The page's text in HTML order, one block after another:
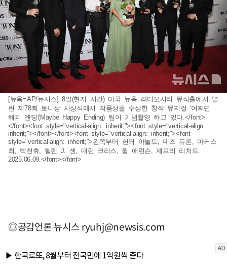
[뉴욕=AP/뉴시스] 8일(현지 시간) 미국 뉴욕 라디오시티 뮤직홀에서 열
린 제78회 토니상 시상식에서 작품상을 수상한 창작 뮤지컬 '어쩌면
해피 엔딩'(Maybe Happy Ending) 팀이 기념촬영 하고 있다.</font>
</font><font style="vertical-align: inherit;"><font style="vertical-align:
inherit;"></font></font><font style="vertical-align: inherit;"><font
style="vertical-align: inherit;">왼쪽부터 헌터 아놀드, 데즈 듀론, 마커스
최, 박천휴, 헬렌 J. 셴, 대런 크리스, 윌 애런슨, 제프리 리처드.
2025.06.09.</font></font>
◎공감언론 뉴시스ryuhj@newsis.com